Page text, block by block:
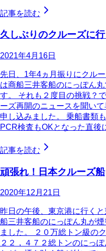
記事を読む
久しぶりのクルーズに
2021年4月16日
先日、1年4ヵ月振りにクル
は商船三井客船のにっぽん
す。 それも２度目の挑戦？
ーズ再開のニュースを聞い
申し込みました。 乗船書類
PCR検査もOKとなった直後
記事を読む
頑張れ！日本クルーズ船
2020年12月21日
昨日の午後、東京港に行く
船三井客船のにっぽん丸が
ました。 ２０万総トン級の
２２，４７２総トンのにっ